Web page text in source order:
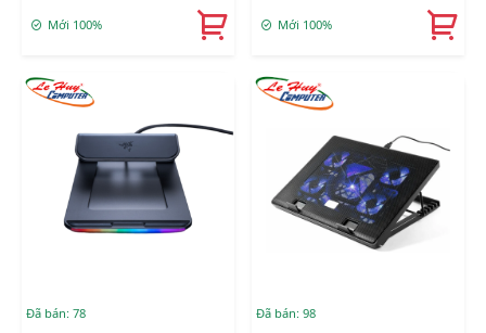
Mới 100% Mới 100%
Đã bán: 78 Đã bán: 98